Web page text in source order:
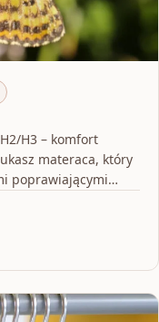
H3 – komfort
materaca, który
poprawiającymi